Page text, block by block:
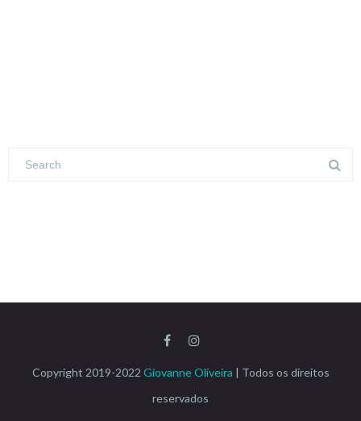
Copyright 2019-2022 Giovanne Oliveira | Todos os direitos
reservados